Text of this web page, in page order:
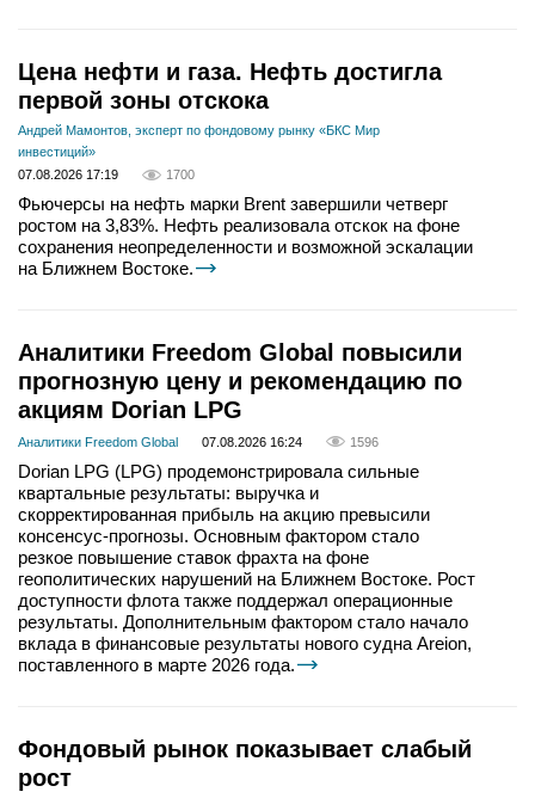
Цена нефти и газа. Нефть достигла
первой зоны отскока
Андрей Мамонтов, эксперт по фондовому рынку «БКС Мир
инвестиций»
07.08.2026 17:19
1700
Фьючерсы на нефть марки Brent завершили четверг
ростом на 3,83%. Нефть реализовала отскок на фоне
сохранения неопределенности и возможной эскалации
на Ближнем Востоке.
Аналитики Freedom Global повысили
прогнозную цену и рекомендацию по
акциям Dorian LPG
Аналитики Freedom Global 07.08.2026 16:24 1596
Dorian LPG (LPG) продемонстрировала сильные
квартальные результаты: выручка и
скорректированная прибыль на акцию превысили
консенсус-прогнозы. Основным фактором стало
резкое повышение ставок фрахта на фоне
геополитических нарушений на Ближнем Востоке. Рост
доступности флота также поддержал операционные
результаты. Дополнительным фактором стало начало
вклада в финансовые результаты нового судна Areion,
поставленного в марте 2026 года.
Фондовый рынок показывает слабый
рост